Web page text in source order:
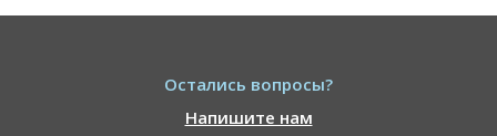
Остались вопросы?
Напишите нам